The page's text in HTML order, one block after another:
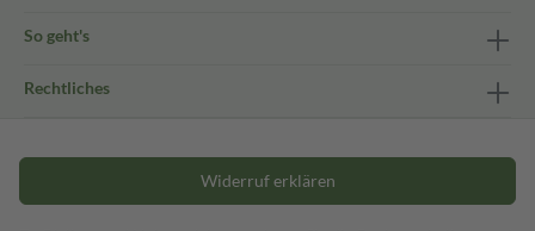
So geht's
Rechtliches
Widerruf erklären